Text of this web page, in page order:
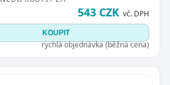
543 CZK vč. DPH
KOUPIT
rychlá objednávka (běžná cena)